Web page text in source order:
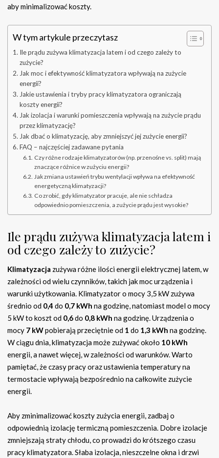
aby minimalizować koszty.
W tym artykule przeczytasz
Ile prądu zużywa klimatyzacja latem i od czego zależy to
zużycie?
Jak moc i efektywność klimatyzatora wpływają na zużycie
energii?
Jakie ustawienia i tryby pracy klimatyzatora ograniczają
koszty energii?
Jak izolacja i warunki pomieszczenia wpływają na zużycie prądu
przez klimatyzację?
Jak dbać o klimatyzację, aby zmniejszyć jej zużycie energii?
FAQ – najczęściej zadawane pytania
Czy różne rodzaje klimatyzatorów (np. przenośne vs. split) mają
znaczące różnice w zużyciu energii?
Jak zmiana ustawień trybu wentylacji wpływa na efektywność
energetyczną klimatyzacji?
Co zrobić, gdy klimatyzator pracuje, ale nie schładza
odpowiednio pomieszczenia, a zużycie prądu jest wysokie?
Ile prądu zużywa klimatyzacja latem i
od czego zależy to zużycie?
Klimatyzacja zużywa różne ilości energii elektrycznej latem, w
zależności od wielu czynników, takich jak moc urządzenia i
warunki użytkowania. Klimatyzator o mocy 3,5 kW zużywa
średnio od 0,4 do 0,7 kWh na godzinę, natomiast model o mocy
5 kW to koszt od 0,6do 0,8 kWh na godzinę. Urządzenia o
mocy 7 kWpobierają przeciętnie od 1 do 1,3 kWh na godzinę.
W ciągu dnia, klimatyzacja może zużywać około 10 kWh
energii, a nawet więcej, w zależności od warunków. Warto
pamiętać, że czasy pracy oraz ustawienia temperatury na
termostacie wpływają bezpośrednio na całkowite zużycie
energii.
Aby zminimalizować koszty zużycia energii, zadbaj o
odpowiednią izolację termiczną pomieszczenia. Dobre izolacje
zmniejszają straty chłodu, co prowadzi do krótszego czasu
pracy klimatyzatora. Słaba izolacja, nieszczelne okna i drzwi